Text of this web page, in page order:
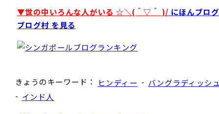
▼世の中いろんな人がいる ☆＼(＾▽＾ )/ にほんブロ
ブログ村 を見る
きょうのキーワード： ヒンディー - バングラディッシ
- インド人